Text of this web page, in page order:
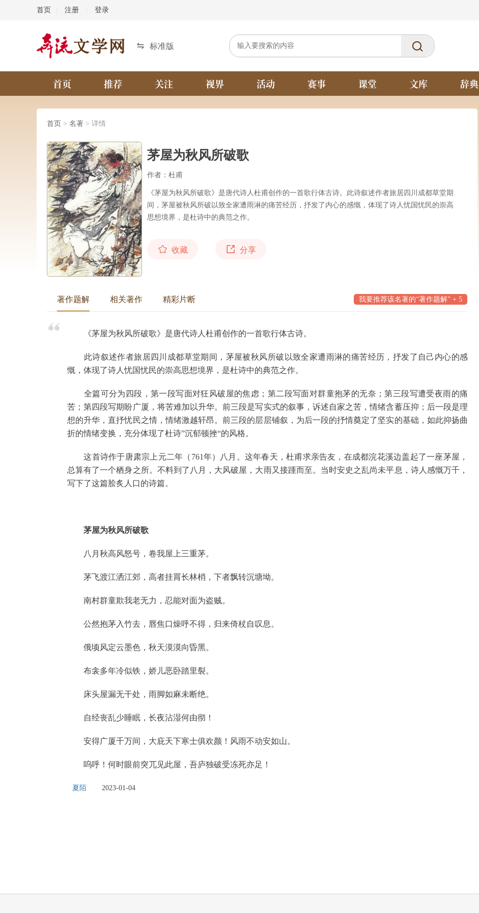
首页 注册 登录
标准版
首页 推荐 关注 视界 活动 赛事 课堂 文库 辞典
首页 > 名著 > 详情
茅屋为秋风所破歌
作者：杜甫
《茅屋为秋风所破歌》是唐代诗人杜甫创作的一首歌行体古诗。此诗叙述作者旅居四川成都草堂期
间，茅屋被秋风所破以致全家遭雨淋的痛苦经历，抒发了内心的感慨，体现了诗人忧国忧民的崇高
思想境界，是杜诗中的典范之作。
收藏 分享
著作题解 相关著作 精彩片断 我要推荐该名著的“著作题解” + 5
《茅屋为秋风所破歌》是唐代诗人杜甫创作的一首歌行体古诗。
此诗叙述作者旅居四川成都草堂期间，茅屋被秋风所破以致全家遭雨淋的痛苦经历，抒发了自己内心的感
慨，体现了诗人忧国忧民的崇高思想境界，是杜诗中的典范之作。
全篇可分为四段，第一段写面对狂风破屋的焦虑；第二段写面对群童抱茅的无奈；第三段写遭受夜雨的痛
苦；第四段写期盼广厦，将苦难加以升华。前三段是写实式的叙事，诉述自家之苦，情绪含蓄压抑；后一段是理
想的升华，直抒忧民之情，情绪激越轩昂。前三段的层层铺叙，为后一段的抒情奠定了坚实的基础，如此抑扬曲
折的情绪变换，充分体现了杜诗”沉郁顿挫“的风格。
这首诗作于唐肃宗上元二年（761年）八月。这年春天，杜甫求亲告友，在成都浣花溪边盖起了一座茅屋，
总算有了一个栖身之所。不料到了八月，大风破屋，大雨又接踵而至。当时安史之乱尚未平息，诗人感慨万千，
写下了这篇脍炙人口的诗篇。
茅屋为秋风所破歌
八月秋高风怒号，卷我屋上三重茅。
茅飞渡江洒江郊，高者挂罥长林梢，下者飘转沉塘坳。
南村群童欺我老无力，忍能对面为盗贼。
公然抱茅入竹去，唇焦口燥呼不得，归来倚杖自叹息。
俄顷风定云墨色，秋天漠漠向昏黑。
布衾多年冷似铁，娇儿恶卧踏里裂。
床头屋漏无干处，雨脚如麻未断绝。
自经丧乱少睡眠，长夜沾湿何由彻！
安得广厦千万间，大庇天下寒士俱欢颜！风雨不动安如山。
呜呼！何时眼前突兀见此屋，吾庐独破受冻死亦足！
夏陌 2023-01-04